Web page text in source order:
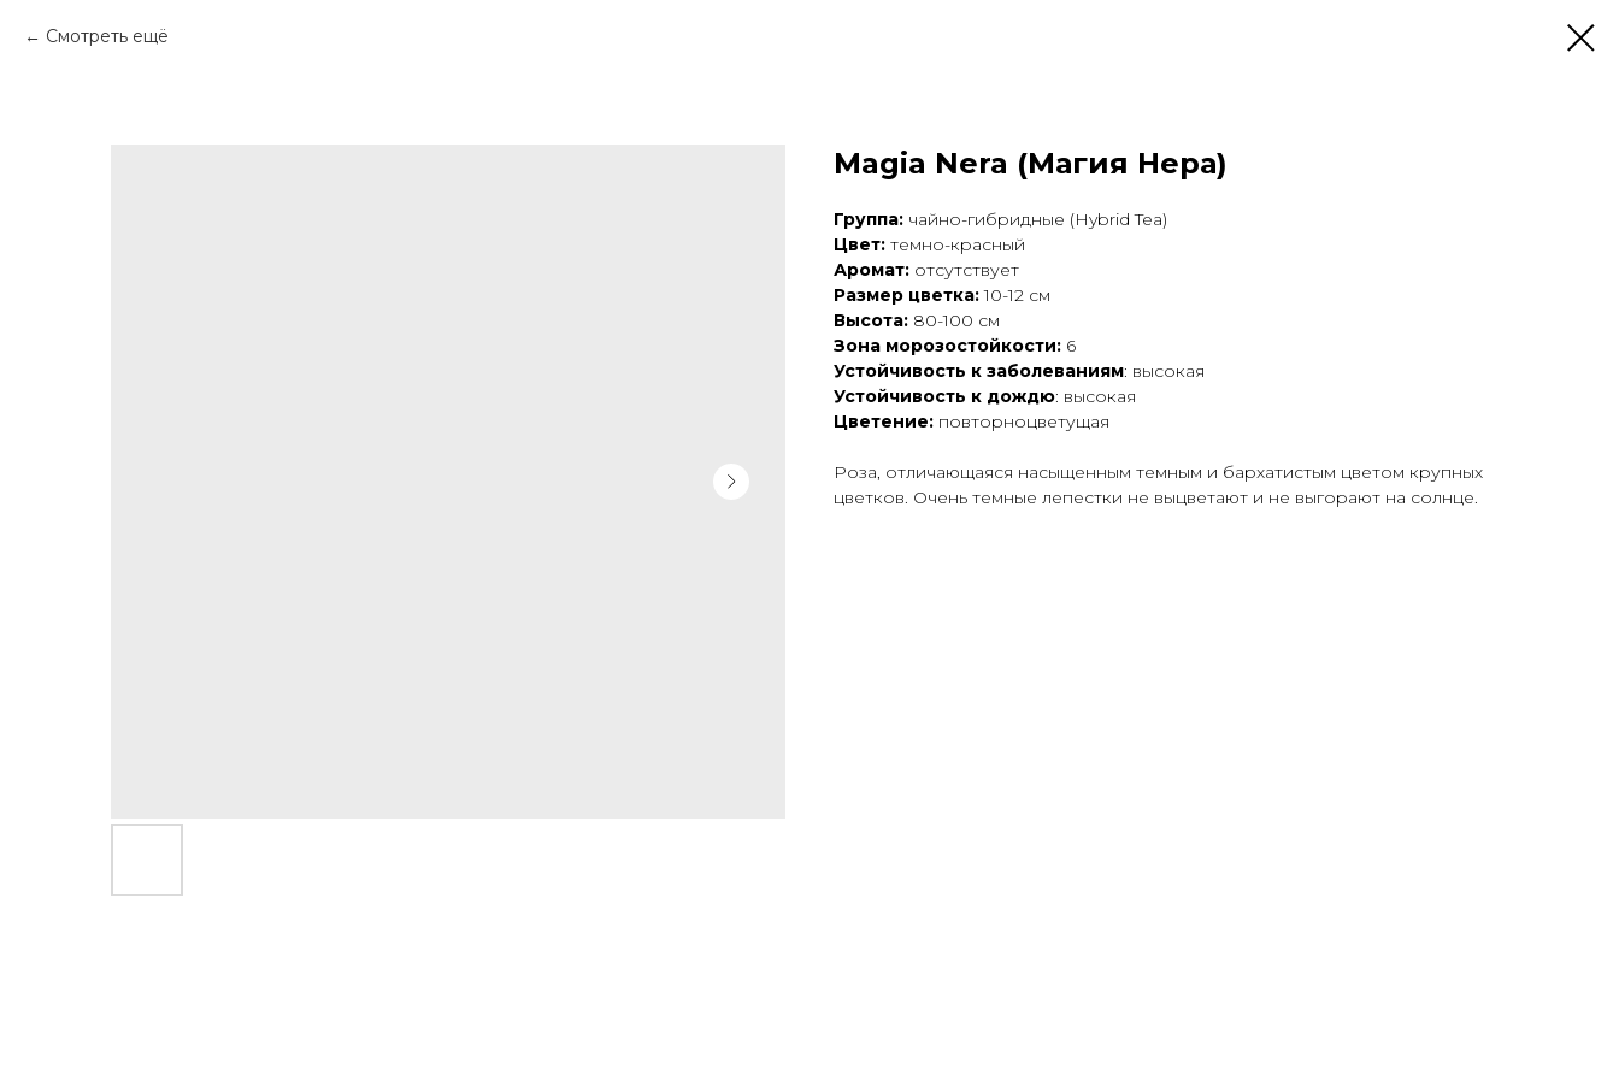
Смотреть ещё
Magia Nera (Магия Нера)
Группа: чайно-гибридные (Hybrid Tea)
Цвет: темно-красный
Аромат: отсутствует
Размер цветка:10-12 см
Высота: 80-100 см
Зона морозостойкости: 6
Устойчивость к заболеваниям: высокая
Устойчивость к дождю: высокая
Цветение: повторноцветущая
Роза, отличающаяся насыщенным темным и бархатистым цветом крупных
цветков. Очень темные лепестки не выцветают и не выгорают на солнце.